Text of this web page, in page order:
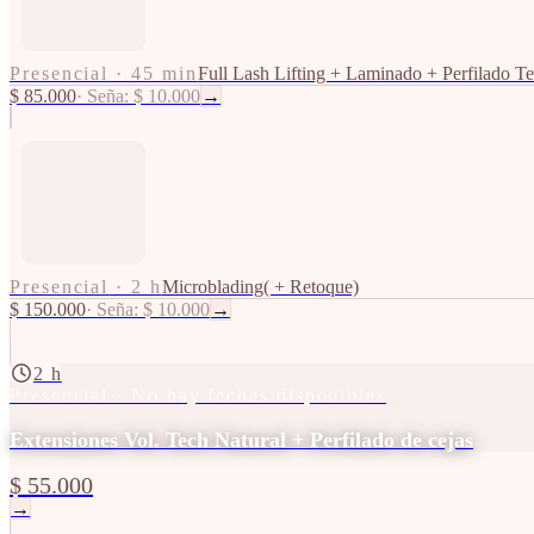
Presencial · 45 minFull Lash Lifting + Laminado + Perfilado
$ 85.000· Seña: $ 10.000 →
Presencial · 2 hMicroblading( + Retoque)
$ 150.000· Seña: $ 10.000 →
2 h
Extensiones Vol. Tech Natural + Perfilado de cejas
$ 55.000
→